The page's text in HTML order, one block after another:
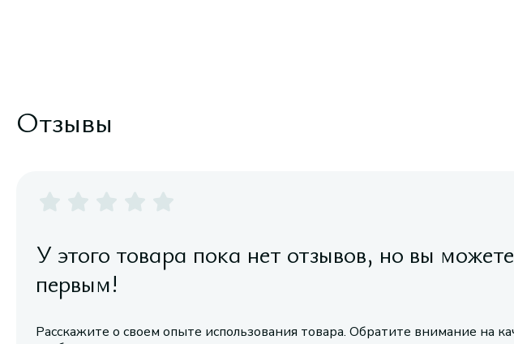
Отзывы
У этого товара пока нет отзывов, но вы
первым!
Расскажите о своем опыте использования товара. Обратите внимание на